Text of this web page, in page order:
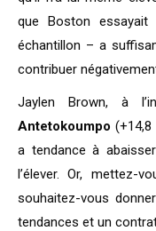
que Boston
échantillon – a
contribuer
Jaylen Brown, à
Antetokoumpo (+14,8
a tendance à
l’élever. Or, mettez-
souhaitez-vous
tendances et un